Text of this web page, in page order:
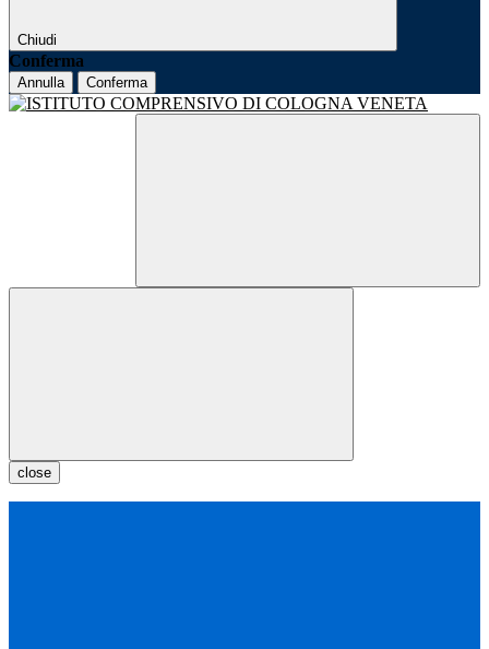
Chiudi
Conferma
Annulla Conferma
close